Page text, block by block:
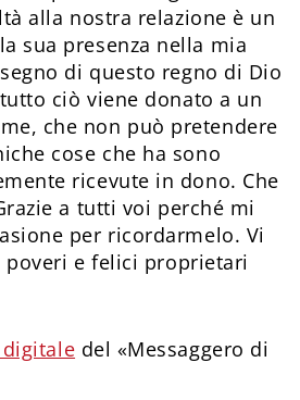
alla nostra relazione è un
sua presenza nella mia
di questo regno di Dio
ciò viene donato a un
che non può pretendere
cose che ha sono
ricevute in dono. Che
a tutti voi perché mi
per ricordarmelo. Vi
e felici proprietari
del «Messaggero di